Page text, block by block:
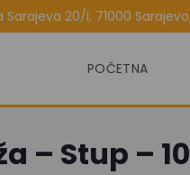
Sarajeva 20/I, 71000
POČETNA
– Stup –